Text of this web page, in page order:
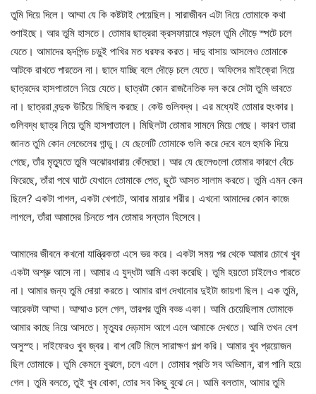
তুমি দিয়ে দিলে। আম্মা যে কি কষ্টটাই পেয়েছিল। সারাজীবন এটা নিয়ে তোমাকে কথা
শুণাইছে। আর তুমি হাসতে। তোমার ছাত্ররা ক্রসফায়ারে পড়লে তুমি দৌড়ে স্পটে চলে
যেতে। আমাদের হৃদপিন্ড চড়ুই পাখির মত ধরফর করত। দাদু বাসায় আসলেও তোমাকে
আটকে রাখতে পারতেন না। ছাদে যাচ্ছি বলে দৌড়ে চলে যেতে। অফিসের মাইক্রো নিয়ে
ছাত্রদের হাসপাতালে নিয়ে যেতে। ছাত্রটা কোন রাজনৈতিক দল করে সেটা তুমি ভাবতে
না। ছাত্ররা বন্দুক উচিঁয়ে মিছিল করছে। কেউ গুলিবদ্ধ। এর মধ্যেই তোমার হুংকার।
গুলিবদ্ধ ছাত্র নিয়ে তুমি হাসপাতালে। মিছিলটা তোমার সামনে মিয়ে গেছে। কারণ তারা
জানত তুমি কোন লেভেলের গান্ডু। যে ছেলেটি তোমাকে গুলি করে দেবে বলে হুমকি দিয়ে
গেছে, তাঁর মৃত্যুতে তুমি অঝোরধারায় কেঁদেছো। আর যে ছেলেগুলো তোমার কারণে বেঁচে
ফিরেছে, তাঁরা পথে ঘাটে যেখানে তোমাকে পেত, ছুটে আসত সালাম করতে। তুমি এমন কেন
ছিলে? একটা পাগল, একটা খেপাটে, আবার মায়ার শরীর। এখনো আমাদের কোন কাজে
লাগলে, তাঁরা আমাদের চিনতে পান তোমার সন্তান হিসেবে।
আমাদের জীবনে কখনো যান্ত্রিকতা এসে ভর করে। একটা সময় পর থেকে আমার চোখে খুব
একটা অশ্রু আসে না। আমার এ যুদ্ধটা আমি একা করেছি। তুমি হয়তো চাইলেও পারতে
না। আমার জন্য তুমি দোয়া করতে। আমার রাগ দেখানোর দুইটা জায়গা ছিল। এক তুমি,
আরেকটা আম্মা। আম্মাও চলে গেল, তারপর তুমি বড্ড একা। আমি চেয়েছিলাম তোমাকে
আমার কাছে নিয়ে আসতে। মৃত্যুর দেড়মাস আগে এলে আমাকে দেখতে। আমি তখন বেশ
অসুস্হ। দাইফেরও খুব জ্বর। বাপ বেটি মিলে সারাক্ষণ গল্প করি। আমার খুব প্রয়োজন
ছিল তোমাকে। তুমি কেমনে বুঝলে, চলে এলে। তোমার প্রতি সব অভিমান, রাগ পানি হয়ে
গেল। তুমি বলতে, তুই খুব বোকা, তোর সব কিছু বুঝে নে। আমি বলতাম, আমার তুমি